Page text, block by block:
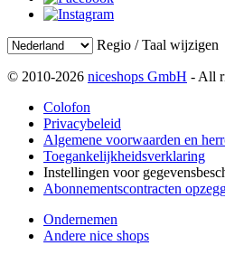
Regio / Taal wijzigen
© 2010-2026 niceshops GmbH - All
Colofon
Privacybeleid
Algemene voorwaarden en
Toegankelijkheidsverklaring
Instellingen voor
Abonnementscontracten
Ondernemen
Andere nice shops